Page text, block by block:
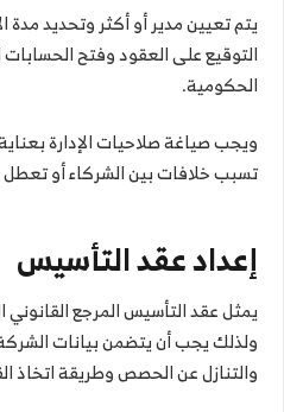
يتم تعيين مدير أو أكثر وتحديد مدة
التوقيع على العقود وفتح
الحكومية.
ويجب صياغة صلاحيات الإدارة
تسبب خلافات بين الشركاء أو
إعداد عقد التأسيس
يمثل عقد التأسيس المرجع القانوني
ولذلك يجب أن يتضمن بيانات
والتنازل عن الحصص وطريقة اتخاذ